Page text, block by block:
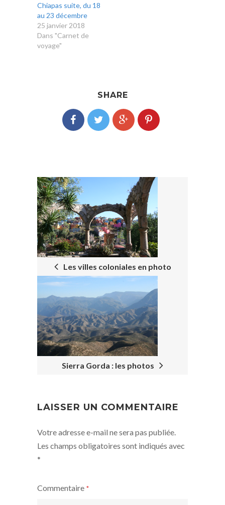
Chiapas suite, du 18
au 23 décembre
25 janvier 2018
Dans "Carnet de
voyage"
SHARE
POST
NAVIGATION
Les villes coloniales en photo
Sierra Gorda : les photos
LAISSER UN COMMENTAIRE
Votre adresse e-mail ne sera pas publiée.
Les champs obligatoires sont indiqués avec
*
Commentaire *